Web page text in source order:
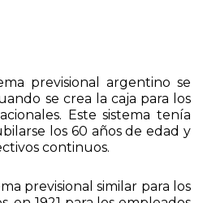
previsional argentino se
se crea la caja para los
Este sistema tenía
los 60 años de edad y